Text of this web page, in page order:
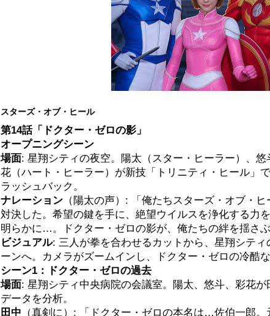
スターズ・オブ・ヒール
第14話「ドクター・ゼロの影」
オープニングシーン
場面: 星翔シティの夜空。陽太（スター・ヒーラー）、
花（ハート・ヒーラー）が新技「トリニティ・ヒール」
ラッシュバック。
ナレーション （陽太の声）: 「俺たちスターズ・オブ・
対決した。希望の鍵を手に、絶望ウイルスを浄化する力
明らかに…。ドクター・ゼロの影が、俺たちの絆を揺さぶ
ビジュアル: 三人が拳を合わせるカットから、星翔シテ
ーンへ。カメラがズームインし、ドクター・ゼロの冷酷な
シーン1：ドクター・ゼロの過去
場面: 星翔シティ中央病院の会議室。陽太、悠斗、彩花
データを分析。
田中 （真剣に）: 「ドクター・ゼロの本名は…佐伯一郎